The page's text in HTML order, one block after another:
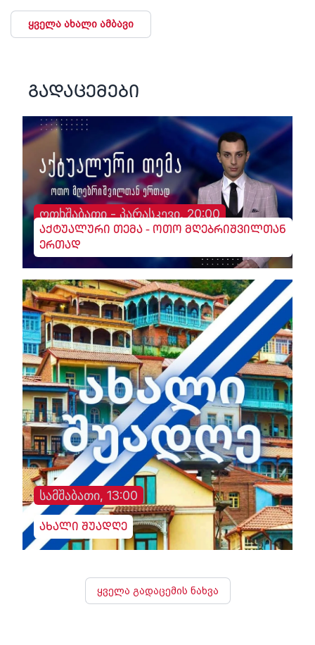
ყველა ახალი ამბავი
გადაცემები
ოთხშაბათი - პარასკევი, 20:00
აქტუალური თემა - ოთო მღებრიშვილთან
ერთად
სამშაბათი, 13:00
ახალი შუადღე
ყველა გადაცემის ნახვა